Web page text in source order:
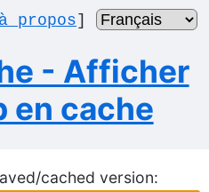
à propos]
- Afficher
en cache
cached version: